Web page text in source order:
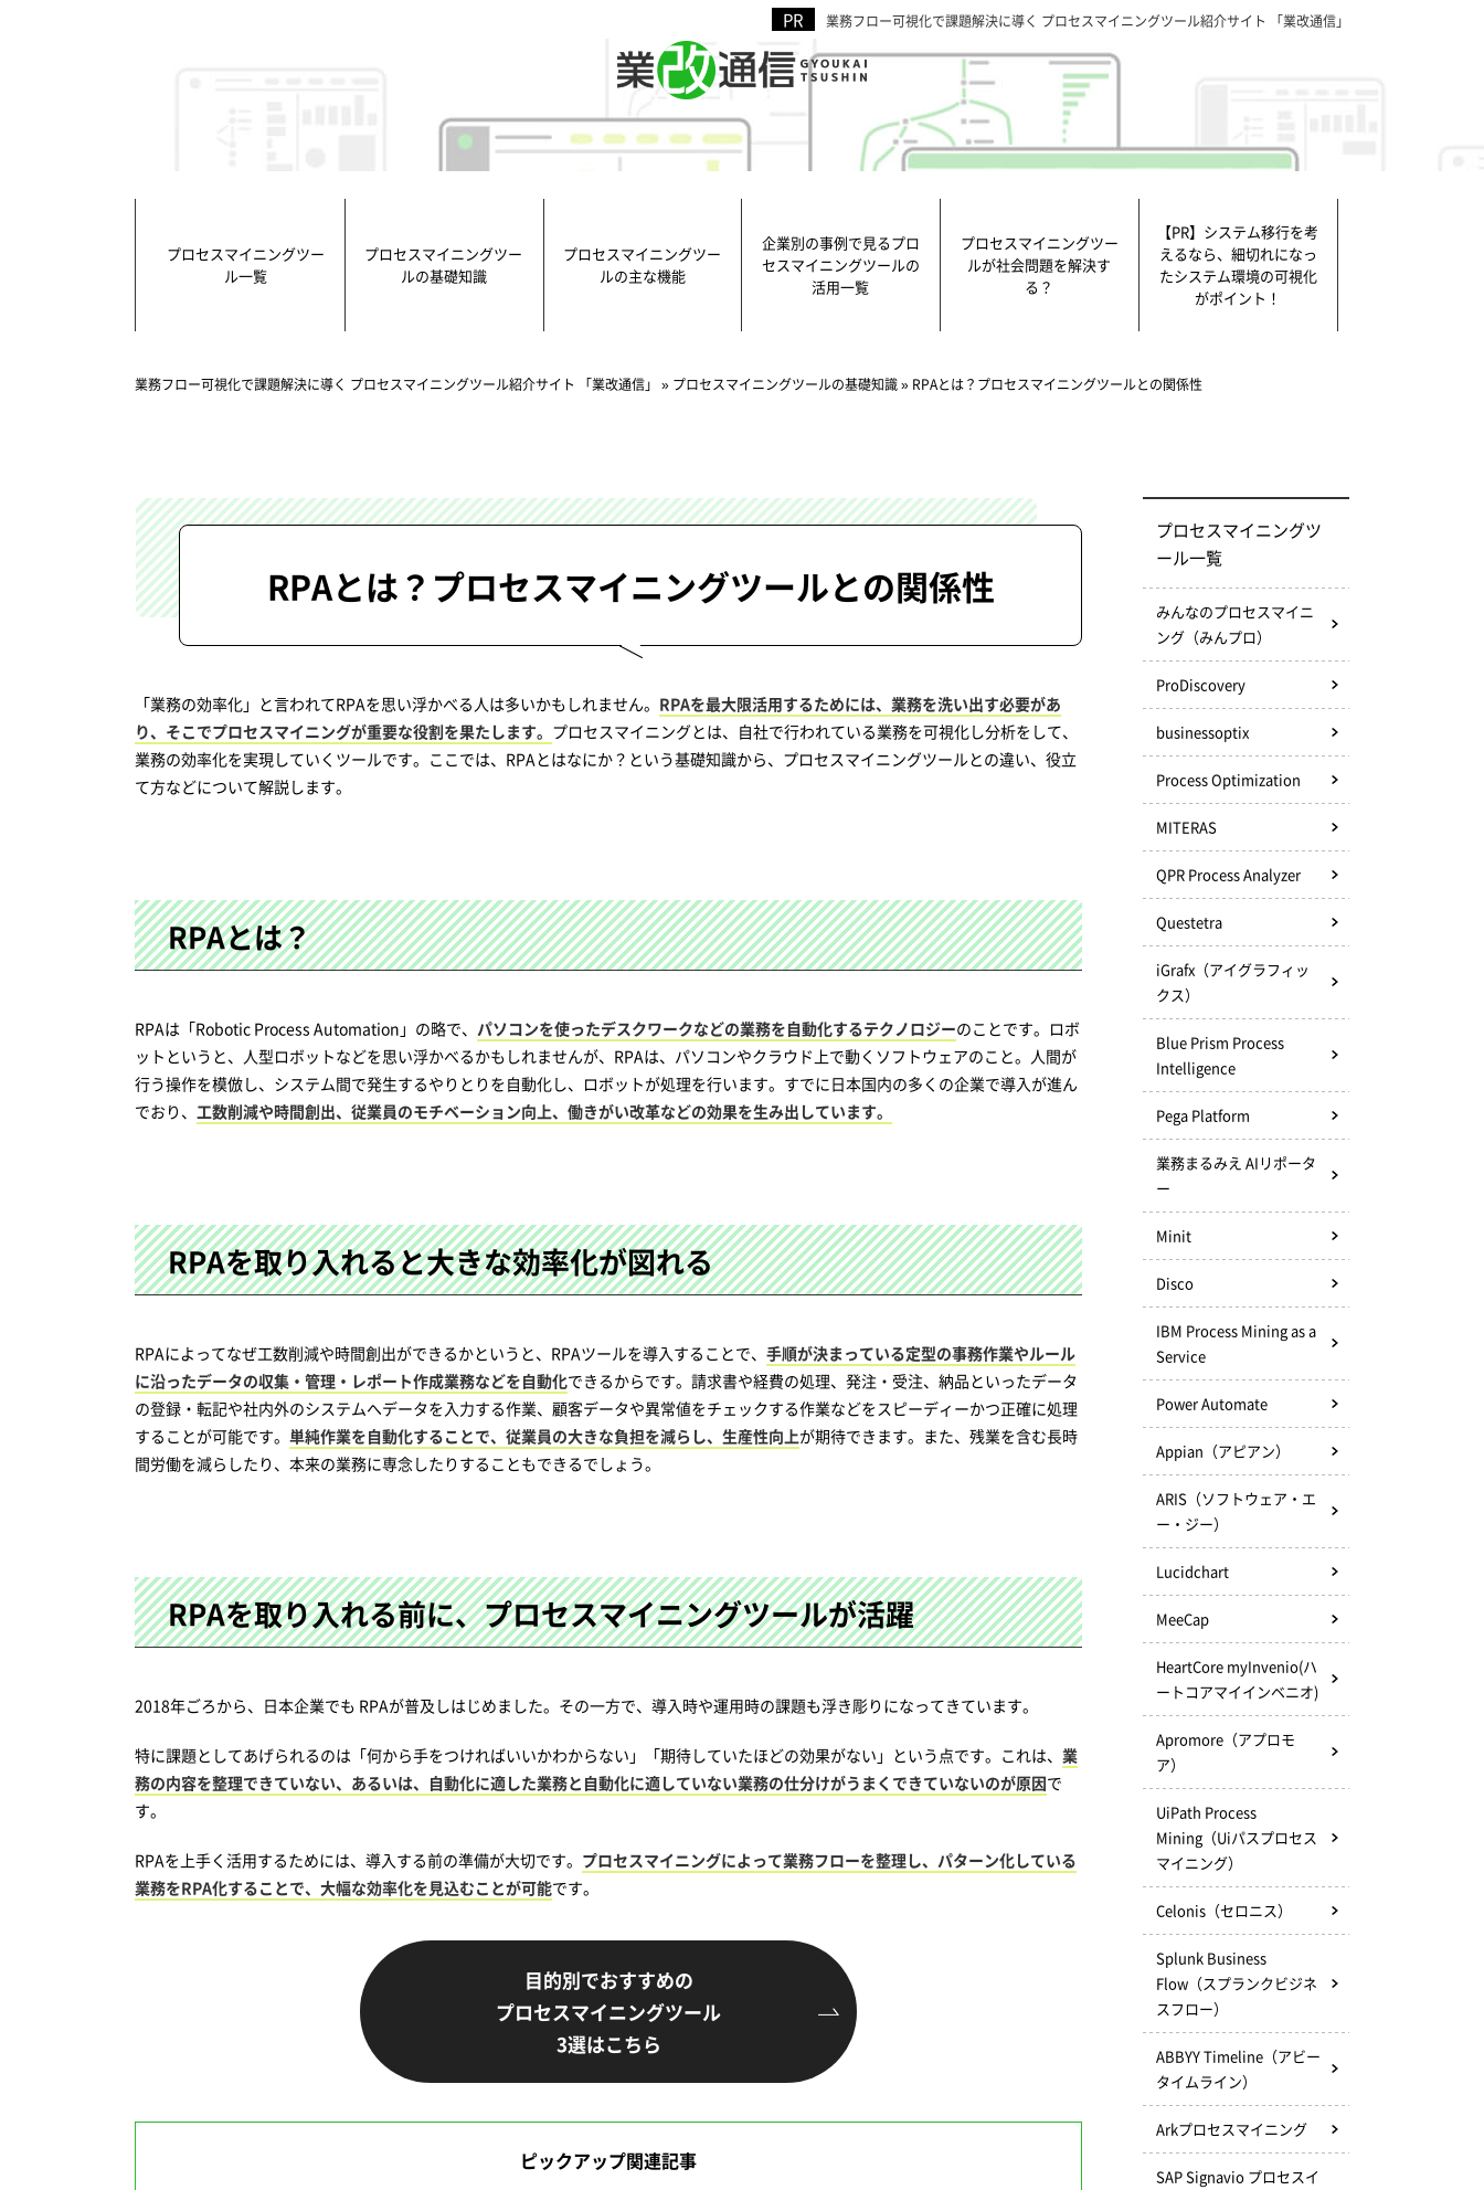
業務フロー可視化で課題解決に導く プロセスマイニングツール紹介サイト 「業改通信」
プロセスマイニングツー
ル一覧
プロセスマイニングツー
ルの基礎知識
プロセスマイニングツー
ルの主な機能
企業別の事例で見るプロ
セスマイニングツールの
活用一覧
プロセスマイニングツー
ルが社会問題を解決す
る？
【PR】システム移行を考
えるなら、細切れになっ
たシステム環境の可視化
がポイント！
業務フロー可視化で課題解決に導く プロセスマイニングツール紹介サイト 「業改通信」 » プロセスマイニングツールの基礎知識» RPAとは？プロセスマイニングツールとの関係性
RPAとは？プロセスマイニングツールとの関係性
「業務の効率化」と言われてRPAを思い浮かべる人は多いかもしれません。 RPAを最大限活用するためには、業務を洗い出す必要があ
り、そこでプロセスマイニングが重要な役割を果たします。 プロセスマイニングとは、自社で行われている業務を可視化し分析をして、
業務の効率化を実現していくツールです。ここでは、RPAとはなにか？という基礎知識から、プロセスマイニングツールとの違い、役立
て方などについて解説します。
RPAとは？
RPAは「Robotic Process Automation」の略で、 パソコンを使ったデスクワークなどの業務を自動化するテクノロジーのことです。ロボ
ットというと、人型ロボットなどを思い浮かべるかもしれませんが、RPAは、パソコンやクラウド上で動くソフトウェアのこと。人間が
行う操作を模倣し、システム間で発生するやりとりを自動化し、ロボットが処理を行います。すでに日本国内の多くの企業で導入が進ん
でおり、 工数削減や時間創出、従業員のモチベーション向上、働きがい改革などの効果を生み出しています。
RPAを取り入れると大きな効率化が図れる
RPAによってなぜ工数削減や時間創出ができるかというと、RPAツールを導入することで、 手順が決まっている定型の事務作業やルール
に沿ったデータの収集・管理・レポート作成業務などを自動化できるからです。請求書や経費の処理、発注・受注、納品といったデータ
の登録・転記や社内外のシステムへデータを入力する作業、顧客データや異常値をチェックする作業などをスピーディーかつ正確に処理
することが可能です。 単純作業を自動化することで、従業員の大きな負担を減らし、生産性向上が期待できます。また、残業を含む長時
間労働を減らしたり、本来の業務に専念したりすることもできるでしょう。
RPAを取り入れる前に、プロセスマイニングツールが活躍
2018年ごろから、日本企業でも RPAが普及しはじめました。その一方で、導入時や運用時の課題も浮き彫りになってきています。
特に課題としてあげられるのは「何から手をつければいいかわからない」「期待していたほどの効果がない」という点です。これは、 業
務の内容を整理できていない、あるいは、自動化に適した業務と自動化に適していない業務の仕分けがうまくできていないのが原因で
す。
RPAを上手く活用するためには、導入する前の準備が大切です。 プロセスマイニングによって業務フローを整理し、パターン化している
業務をRPA化することで、大幅な効率化を見込むことが可能です。
目的別でおすすめの
プロセスマイニングツール
3選はこちら
ピックアップ関連記事
プロセスマイニングツ
ール一覧
みんなのプロセスマイニ
ング（みんプロ）
ProDiscovery
businessoptix
Process Optimization
MITERAS
QPR Process Analyzer
Questetra
iGrafx（アイグラフィッ
クス）
Blue Prism Process
Intelligence
Pega Platform
業務まるみえ AIリポータ
ー
Minit
Disco
IBM Process Mining as a
Service
Power Automate
Appian（アピアン）
ARIS（ソフトウェア・エ
ー・ジー）
Lucidchart
MeeCap
HeartCore myInvenio(ハ
ートコアマイインベニオ)
Apromore（アプロモ
ア）
UiPath Process
Mining（Uiパスプロセス
マイニング）
Celonis（セロニス）
Splunk Business
Flow（スプランクビジネ
スフロー）
ABBYY Timeline（アビー
タイムライン）
Arkプロセスマイニング
SAP Signavio プロセスイ